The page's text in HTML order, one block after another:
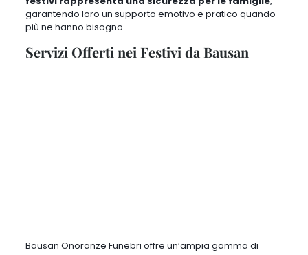
defunto venga spostato in modo dignitoso e sicuro.